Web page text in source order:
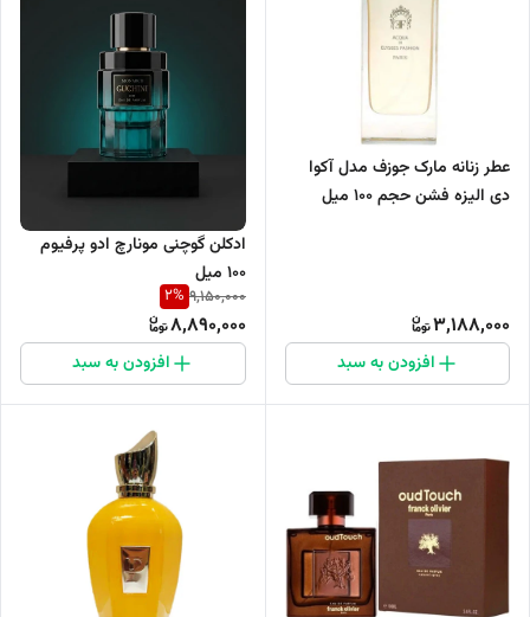
عطر زنانه مارک جوزف مدل آکوا
دی الیزه فشن حجم 100 میل
3,188,000
افزودن به سبد
ادکلن گوچنی مونارچ ادو پرفیوم
۱۰۰ میل
9,150,000
2%
8,890,000
افزودن به سبد